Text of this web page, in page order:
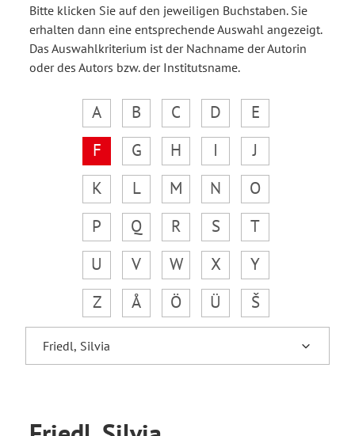
Bitte klicken Sie auf den jeweiligen Buchstaben. Sie
erhalten dann eine entsprechende Auswahl angezeigt.
Das Auswahlkriterium ist der Nachname der Autorin
oder des Autors bzw. der Institutsname.
A B C D
E
F
G H I
J
K
L M N
O
P
Q R S
T
U
V W X
Y
Z
Å Ö Ü Š